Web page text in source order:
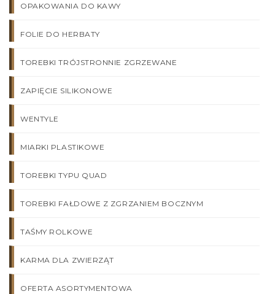
OPAKOWANIA DO KAWY
FOLIE DO HERBATY
TOREBKI TRÓJSTRONNIE ZGRZEWANE
ZAPIĘCIE SILIKONOWE
WENTYLE
MIARKI PLASTIKOWE
TOREBKI TYPU QUAD
TOREBKI FAŁDOWE Z ZGRZANIEM BOCZNYM
TAŚMY ROLKOWE
KARMA DLA ZWIERZĄT
OFERTA ASORTYMENTOWA